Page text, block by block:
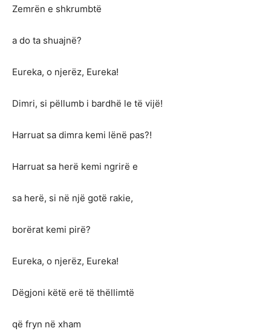
Zemrën e shkrumbtë
a do ta shuajnë?
Eureka, o njerëz, Eureka!
Dimri, si pëllumb i bardhë le të vijë!
Harruat sa dimra kemi lënë pas?!
Harruat sa herë kemi ngrirë e
sa herë, si në një gotë rakie,
borërat kemi pirë?
Eureka, o njerëz, Eureka!
Dëgjoni këtë erë të thëllimtë
që fryn në xham